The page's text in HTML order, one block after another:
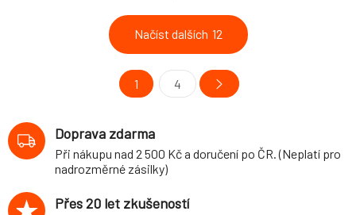
Načíst dalších 12
1 4
Doprava zdarma
Při nákupu nad 2 500 Kč a doručení po ČR. (Neplatí pro
nadrozměrné zásilky)
Přes 20 let zkušeností